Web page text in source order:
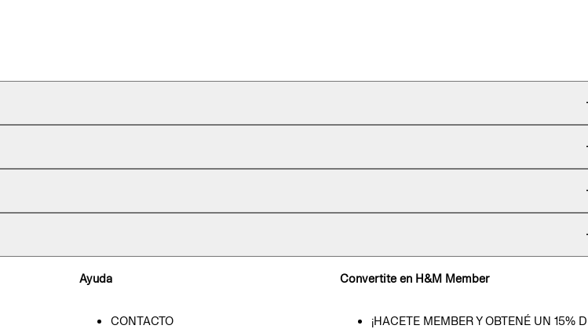
Ayuda
CONTACTO
Convertite en H&M Member
¡HACETE MEMBER Y OBTENÉ UN 15%